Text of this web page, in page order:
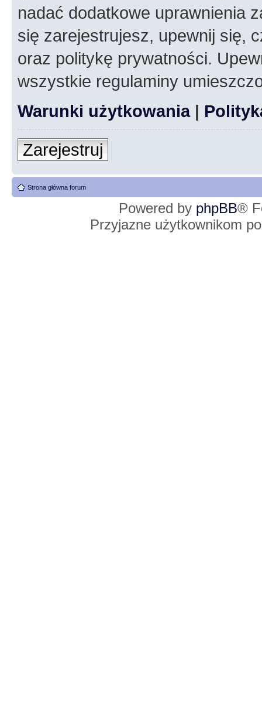
nadać dodatkowe uprawnienia
się zarejestrujesz, upewnij się,
oraz politykę prywatności.
wszystkie regulaminy
Warunki użytkowania|
Zarejestruj
Strona główna forum
Powered by phpBB®
Przyjazne użytkownikom